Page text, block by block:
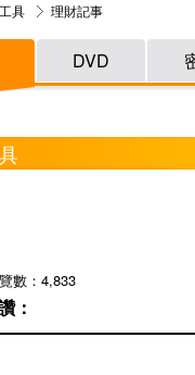
具 理財記事
DVD
數：4,833
：